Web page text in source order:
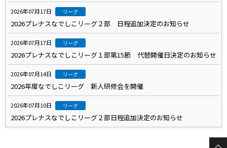
2026年07月17日 リーグ
2026プレナスなでしこリーグ２部 日程追加決定のお知らせ
2026年07月17日 リーグ
2026プレナスなでしこリーグ１部第15節 代替開催日決定のお知らせ
2026年07月14日 リーグ
2026年度なでしこリーグ 新人研修会を開催
2026年07月10日 リーグ
2026プレナスなでしこリーグ２部日程追加決定のお知らせ